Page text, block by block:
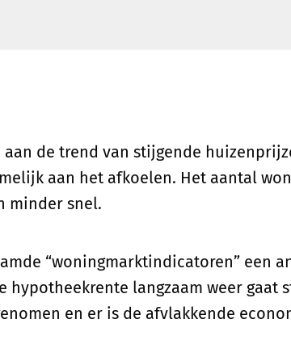
de trend van stijgende
aan het afkoelen. Het aantal
minder snel.
“woningmarktindicatoren” een
hypotheekrente langzaam weer gaat
en er is de afvlakkende